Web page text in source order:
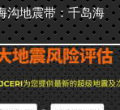
沟地震带：千岛海